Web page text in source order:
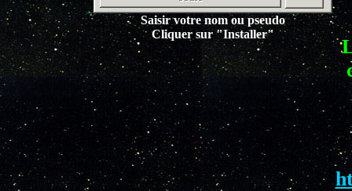
Saisir votre nom ou pseudo
Cliquer sur "Installer"